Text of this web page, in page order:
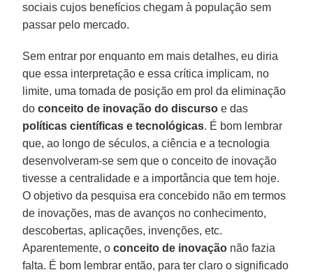
sociais cujos benefícios chegam à população sem
passar pelo mercado.
Sem entrar por enquanto em mais detalhes, eu diria
que essa interpretação e essa crítica implicam, no
limite, uma tomada de posição em prol da eliminação
doconceito de inovação do discurso e das
políticas científicas e tecnológicas. É bom lembrar
que, ao longo de séculos, a ciência e a tecnologia
desenvolveram-se sem que o conceito de inovação
tivesse a centralidade e a importância que tem hoje.
O objetivo da pesquisa era concebido não em termos
de inovações, mas de avanços no conhecimento,
descobertas, aplicações, invenções, etc.
Aparentemente, oconceito de inovação não fazia
falta. É bom lembrar então, para ter claro o significado